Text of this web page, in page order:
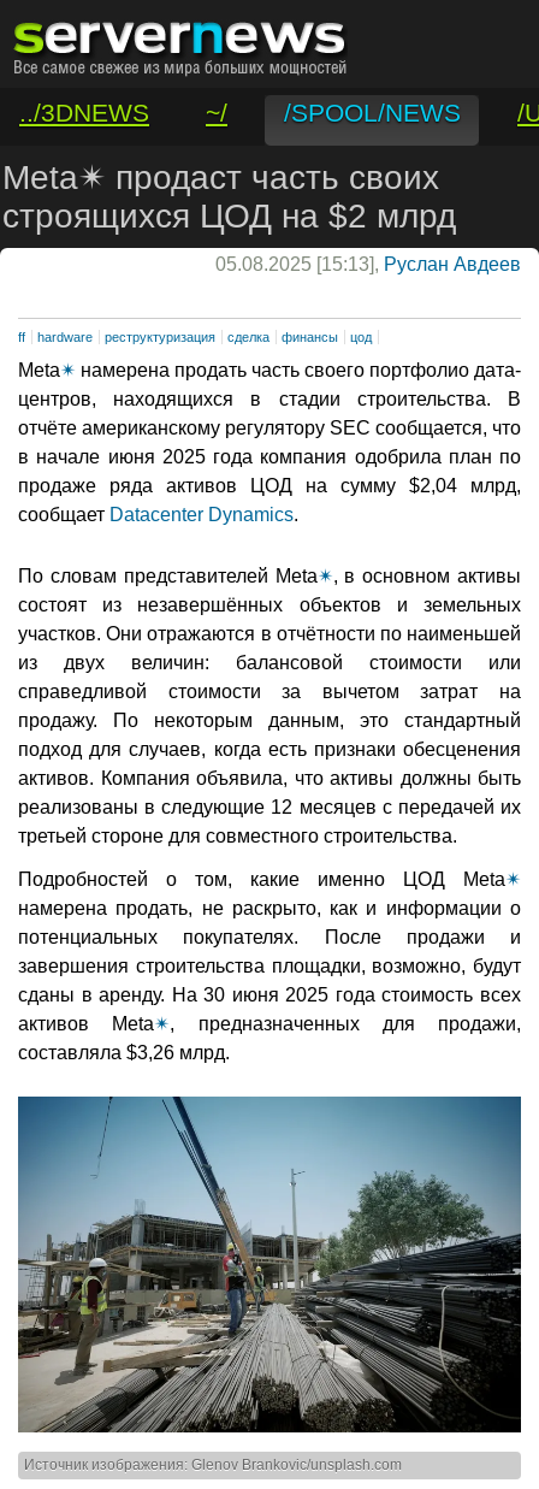
../3DNEWS ~/ /SPOOL/NEWS
/
/VAR/CONTACT
Meta✴ продаст часть своих
строящихся ЦОД на $2 млрд
05.08.2025 [15:13], Руслан Авдеев
ff hardware реструктуризация сделка финансы цод
Meta✴ намерена продать часть своего портфолио дата-
центров, находящихся в стадии строительства. В
отчёте американскому регулятору SEC сообщается, что
в начале июня 2025 года компания одобрила план по
продаже ряда активов ЦОД на сумму $2,04 млрд,
сообщает Datacenter Dynamics.
По словам представителей Meta✴, в основном активы
состоят из незавершённых объектов и земельных
участков. Они отражаются в отчётности по наименьшей
из двух величин: балансовой стоимости или
справедливой стоимости за вычетом затрат на
продажу. По некоторым данным, это стандартный
подход для случаев, когда есть признаки обесценения
активов. Компания объявила, что активы должны быть
реализованы в следующие 12 месяцев с передачей их
третьей стороне для совместного строительства.
Подробностей о том, какие именно ЦОД Meta✴
намерена продать, не раскрыто, как и информации о
потенциальных покупателях. После продажи и
завершения строительства площадки, возможно, будут
сданы в аренду. На 30 июня 2025 года стоимость всех
активов Meta✴, предназначенных для продажи,
составляла $3,26 млрд.
Источник изображения: Glenov Brankovic/unsplash.com